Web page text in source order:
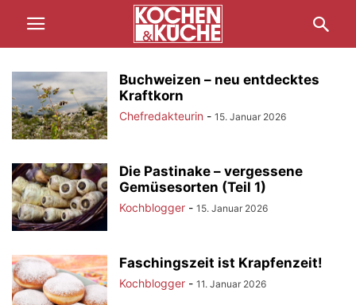
Buchweizen – neu entdecktes
Kraftkorn
Chefredakteurin - 15. Januar 2026
Die Pastinake – vergessene
Gemüsesorten (Teil 1)
Kochblogger - 15. Januar 2026
Faschingszeit ist Krapfenzeit!
Kochblogger - 11. Januar 2026